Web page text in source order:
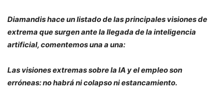
Diamandis hace un listado de las principales visiones de
extrema que surgen ante la llegada de la inteligencia
artificial, comentemos una a una:
Las visiones extremas sobre la IA y el empleo son
erróneas: no habrá ni colapso ni estancamiento.